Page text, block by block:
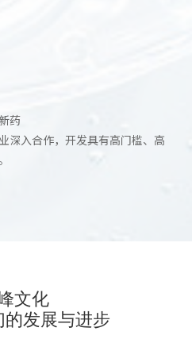
药
深入合作，开发具有高门槛、高
文化
发展与进步